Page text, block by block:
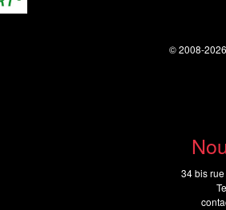
34 bis
© 2008-